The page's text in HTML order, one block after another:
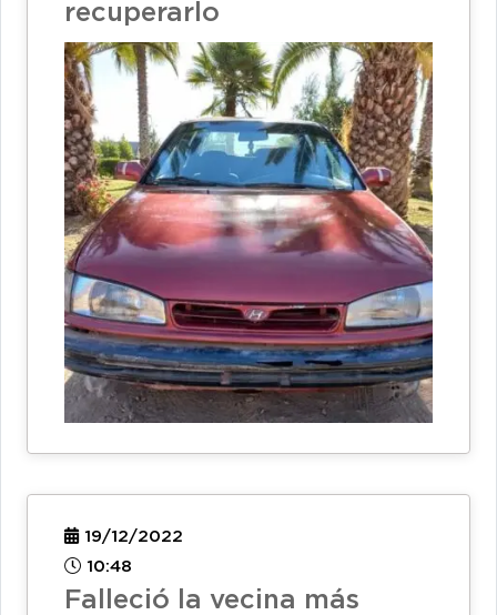
recuperarlo
19/12/2022
10:48
Falleció la vecina más